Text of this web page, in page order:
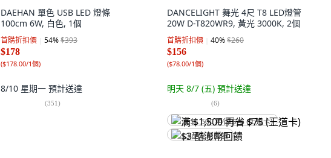
DAEHAN 單色 USB LED 燈條
100cm 6W, 白色, 1個
首購折扣價 54%$393
$178
($178.00/1個)
8/10 星期一 預計送達
(351)
DANCELIGHT 舞光 4尺 T8 LED燈管
20W D-T820WR9, 黃光 3000K, 2個
首購折扣價 40%$260
$156
($78.00/1個)
明天 8/7 (五) 預計送達
(6)
满 $1,500 再省 $75 (王道卡)
$3 酷澎幣回饋